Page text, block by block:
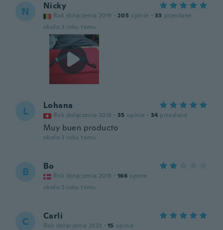
N Nicky
Rok dołączenia 2019 · 205 opinie · 33 przesłane
około 3 roku temu
L Lohana
Rok dołączenia 2018 · 35 opinie · 34 przesłane
Muy buen producto
około 3 roku temu
B Bo
Rok dołączenia 2018 · 166 opinie
około 3 roku temu
C Carli
Rok dołączenia 2023 · 15 opinie